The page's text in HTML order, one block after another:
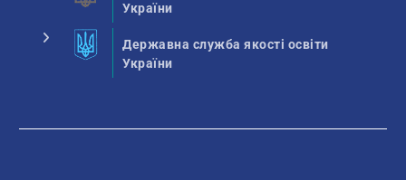
України
Державна служба якості освіти
України